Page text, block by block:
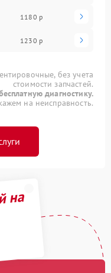
1180 р
1230 р
без учета
стоимости запчастей.
диагностику.
на неисправность.
на